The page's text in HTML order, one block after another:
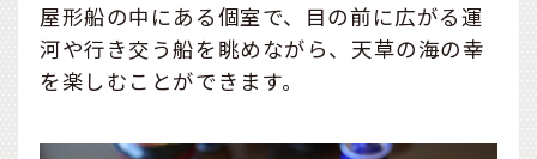
屋形船の中にある個室で、目の前に広がる運
河や行き交う船を眺めながら、天草の海の幸
を楽しむことができます。